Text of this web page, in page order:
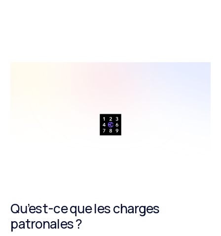
Qu’est-ce que les charges
patronales ?